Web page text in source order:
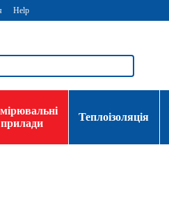
Help
прилади
Теплоізоляція